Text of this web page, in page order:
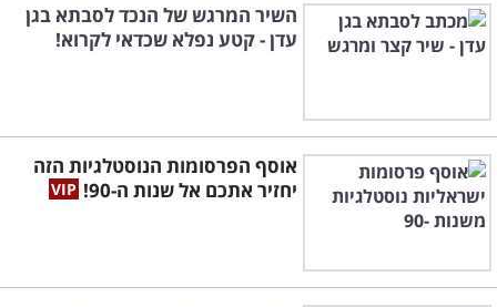
השיר המרגש של הנכד לסבתא בגן
עדן - קטע נפלא שכדאי לקרוא!
אוסף הפרסומות הנוסטלגיות הזה
יחזיר אתכם אל שנות ה-90!